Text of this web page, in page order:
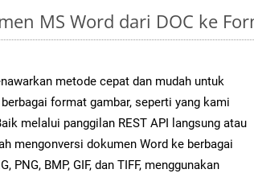
MS Word dari DOC ke
metode cepat dan mudah untuk
format gambar, seperti yang kami
melalui panggilan REST API langsung atau
mengonversi dokumen Word ke berbagai
PNG, BMP, GIF, dan TIFF, menggunakan